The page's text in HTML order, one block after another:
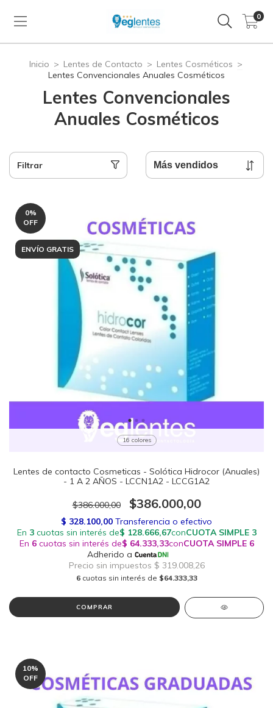
0
Inicio > Lentes de Contacto > Lentes Cosméticos >
Lentes Convencionales Anuales Cosméticos
Lentes Convencionales
Anuales Cosméticos
Filtrar
0%
OFF
ENVÍO GRATIS
16 colores
Lentes de contacto Cosmeticas - Solótica Hidrocor (Anuales)
- 1 A 2 AÑOS - LCCN1A2 - LCCG1A2
$386.000,00 $386.000,00
6 cuotas sin interés de $64.333,33
COMPRAR
10%
OFF